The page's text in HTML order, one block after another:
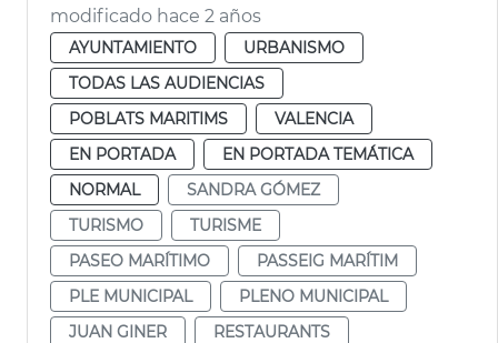
modificado hace 2 años
AYUNTAMIENTO
URBANISMO
TODAS LAS AUDIENCIAS
POBLATS MARITIMS
VALENCIA
EN PORTADA
EN PORTADA TEMÁTICA
NORMAL
SANDRA GÓMEZ
TURISMO
TURISME
PASEO MARÍTIMO
PASSEIG MARÍTIM
PLE MUNICIPAL
PLENO MUNICIPAL
JUAN GINER
RESTAURANTS